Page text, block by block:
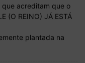
acreditam que o
(O REINO) JÁ ESTÁ
plantada na